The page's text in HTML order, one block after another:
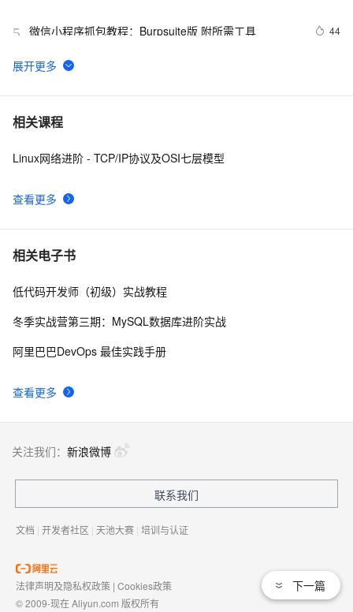
5 微信小程序抓包教程：Burpsuite版 附所需工具 44
6 又一个项目开源，阿里已成为中国开源的关键力量？
7 一张图带你彻底了解OSI 与 TCP/IP 模型之间的区别，
8 OSI七层模型、TCO/IP四层模型
9 一文搞定OSI,TCP/IP,TCP/IP对等三大模型
10
相关课程
查看更多
Linux网络进阶 - TCP/IP协议及OSI七层模型
相关电子书
查看更多
低代码开发师（初级）实战教程
冬季实战营第三期：MySQL数据库进阶实战
阿里巴巴DevOps 最佳实践手册
下一篇
关注我们： 新浪微博
联系我们
文档 | 开发者社区 | 天池大赛 | 培训与认证
法律声明及隐私权政策 | Cookies政策
© 2009-现在 Aliyun.com 版权所有